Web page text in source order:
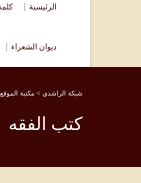
الرئيسية
ديوان الشعراء
شبكة الراشدي > مكتبة الموقع
كتب الفقه